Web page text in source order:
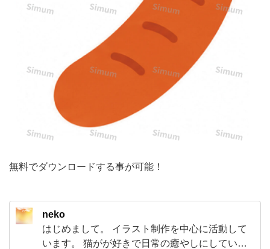
ー
の
イ
無料でダウンロードする事が可能！
neko
はじめまして。 イラスト制作を中心に活動して
います。 猫がが好きで日常の癒やしにしていま